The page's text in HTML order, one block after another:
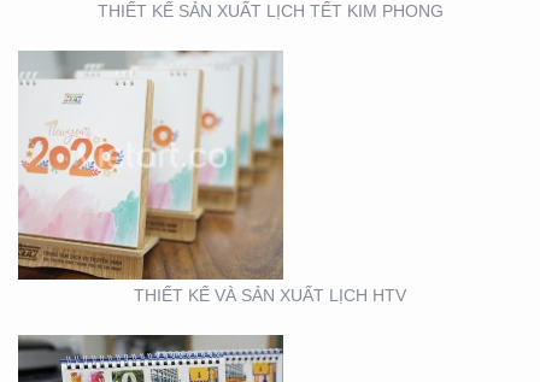
THIẾT KẾ SẢN XUẤT LỊCH TẾT KIM PHONG
THIẾT KẾ VÀ SẢN XUẤT LỊCH HTV
THIẾT KẾ VÀ SẢN XUẤT
LỊCH FUBON